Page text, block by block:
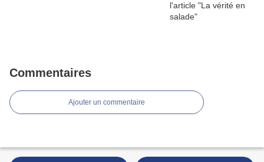
Commentaires
Ajouter un commentaire